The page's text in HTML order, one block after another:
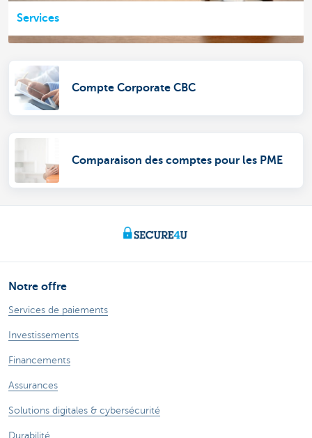
Services
Compte Corporate CBC
Comparaison des comptes pour les PME
Notre offre
Services de paiements
Investissements
Financements
Assurances
Solutions digitales & cybersécurité
Durabilité